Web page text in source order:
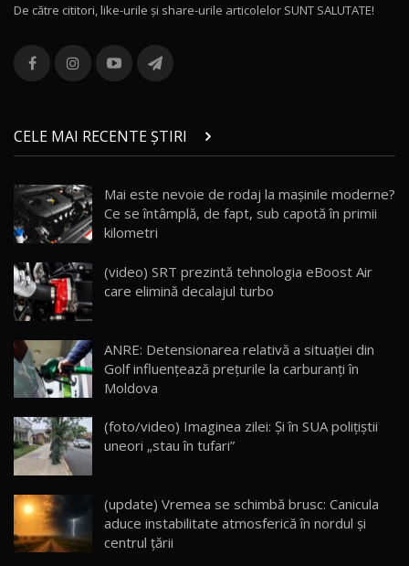
13
combină aventura cu luxul / AutoBlog.MD
36:08
chinez care face lumea să se întoarcă după el
/ AutoBlog.MD
17:27
15 14:37
16
AutoBlogMD
13:10
17 20:06
Va fi modelul nr.1 BYD în Moldova? BYD Seal U
30:08
AutoBlog.MD
23:36
20
Noul ZEEKR 7X / Test Drive AutoBlog.MD
29:08
De către cititori, like-urile şi share-urile articolelor SUNT SALUTATE!
CELE MAI RECENTE ȘTIRI
Mai este nevoie de rodaj la mașinile moderne?
Ce se întâmplă, de fapt, sub capotă în primii
kilometri
(video) SRT prezintă tehnologia eBoost Air
care elimină decalajul turbo
ANRE: Detensionarea relativă a situației din
Golf influențează prețurile la carburanți în
Moldova
(foto/video) Imaginea zilei: Și în SUA polițiștii
uneori „stau în tufari”
(update) Vremea se schimbă brusc: Canicula
aduce instabilitate atmosferică în nordul și
centrul țării